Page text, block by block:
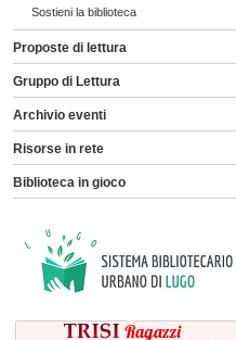
Sostieni la biblioteca
Proposte di lettura
Gruppo di Lettura
Archivio eventi
Risorse in rete
Biblioteca in gioco